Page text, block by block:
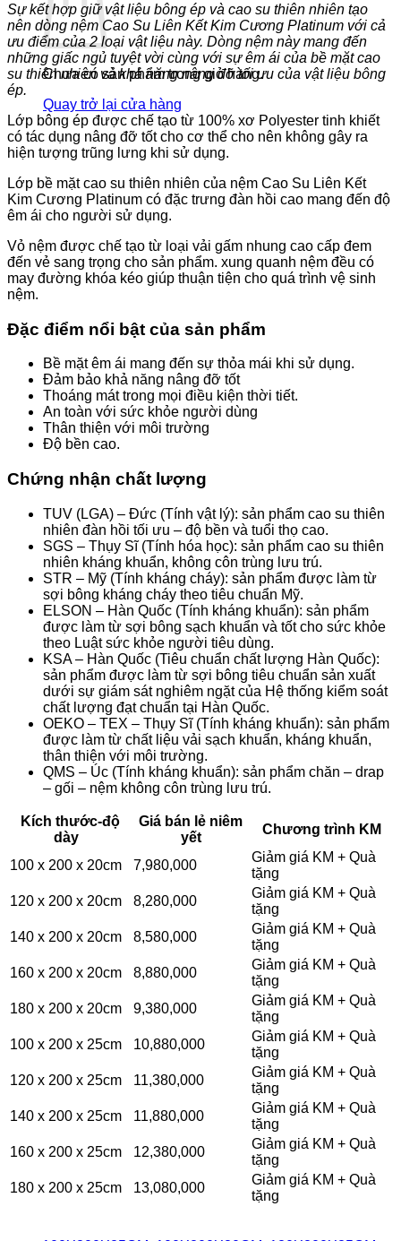
Chưa có sản phẩm trong giỏ hàng.
Quay trở lại cửa hàng
Sự kết hợp giữ vật liệu bông ép và cao su thiên nhiên tạo
nên dòng nệm Cao Su Liên Kết Kim Cương Platinum với cả
ưu điểm của 2 loại vật liệu này. Dòng nệm này mang đến
những giấc ngủ tuyệt vời cùng với sự êm ái của bề mặt cao
su thiên nhiên và khả năng nâng đỡ tối ưu của vật liệu bông
ép.
Lớp bông ép được chế tạo từ 100% xơ Polyester tinh khiết
có tác dụng nâng đỡ tốt cho cơ thể cho nên không gây ra
hiện tượng trũng lưng khi sử dụng.
Lớp bề mặt cao su thiên nhiên của nệm Cao Su Liên Kết
Kim Cương Platinum có đặc trưng đàn hồi cao mang đến độ
êm ái cho người sử dụng.
Vỏ nệm được chế tạo từ loại vải gấm nhung cao cấp đem
đến vẻ sang trọng cho sản phẩm. xung quanh nệm đều có
may đường khóa kéo giúp thuận tiện cho quá trình vệ sinh
nệm.
Đặc điểm nổi bật của sản phẩm
Bề mặt êm ái mang đến sự thỏa mái khi sử dụng.
Đảm bảo khả năng nâng đỡ tốt
Thoáng mát trong mọi điều kiện thời tiết.
An toàn với sức khỏe người dùng
Thân thiện với môi trường
Độ bền cao.
Chứng nhận chất lượng
TUV (LGA) – Đức (Tính vật lý): sản phẩm cao su thiên
nhiên đàn hồi tối ưu – độ bền và tuổi thọ cao.
SGS – Thụy Sĩ (Tính hóa học): sản phẩm cao su thiên
nhiên kháng khuẩn, không côn trùng lưu trú.
STR – Mỹ (Tính kháng cháy): sản phẩm được làm từ
sợi bông kháng cháy theo tiêu chuẩn Mỹ.
ELSON – Hàn Quốc (Tính kháng khuẩn): sản phẩm
được làm từ sợi bông sạch khuẩn và tốt cho sức khỏe
theo Luật sức khỏe người tiêu dùng.
KSA – Hàn Quốc (Tiêu chuẩn chất lượng Hàn Quốc):
sản phẩm được làm từ sợi bông tiêu chuẩn sản xuất
dưới sự giám sát nghiêm ngặt của Hệ thống kiểm soát
chất lượng đạt chuẩn tại Hàn Quốc.
OEKO – TEX – Thụy Sĩ (Tính kháng khuẩn): sản phẩm
được làm từ chất liệu vải sạch khuẩn, kháng khuẩn,
thân thiện với môi trường.
QMS – Úc (Tính kháng khuẩn): sản phẩm chăn – drap
– gối – nệm không côn trùng lưu trú.
Kích thước-độ
dày
Giá bán lẻ niêm
yết
Chương trình KM
100 x 200 x 20cm 7,980,000
Giảm giá KM + Quà
tặng
120 x 200 x 20cm
8,280,000
Giảm giá KM + Quà
tặng
140 x 200 x 20cm
8,580,000
Giảm giá KM + Quà
tặng
160 x 200 x 20cm
8,880,000
Giảm giá KM + Quà
tặng
180 x 200 x 20cm
9,380,000
Giảm giá KM + Quà
tặng
100 x 200 x 25cm
10,880,000
Giảm giá KM + Quà
tặng
120 x 200 x 25cm
11,380,000
Giảm giá KM + Quà
tặng
140 x 200 x 25cm
11,880,000
Giảm giá KM + Quà
tặng
160 x 200 x 25cm
12,380,000
Giảm giá KM + Quà
tặng
180 x 200 x 25cm
13,080,000
Giảm giá KM + Quà
tặng